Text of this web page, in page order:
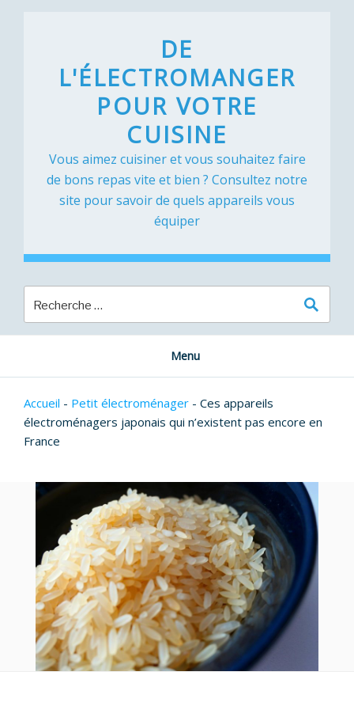
DE
L'ÉLECTROMANGER
POUR VOTRE
CUISINE
Vous aimez cuisiner et vous souhaitez faire
de bons repas vite et bien ? Consultez notre
site pour savoir de quels appareils vous
équiper
Menu
Accueil - Petit électroménager - Ces appareils
électroménagers japonais qui n’existent pas encore en
France